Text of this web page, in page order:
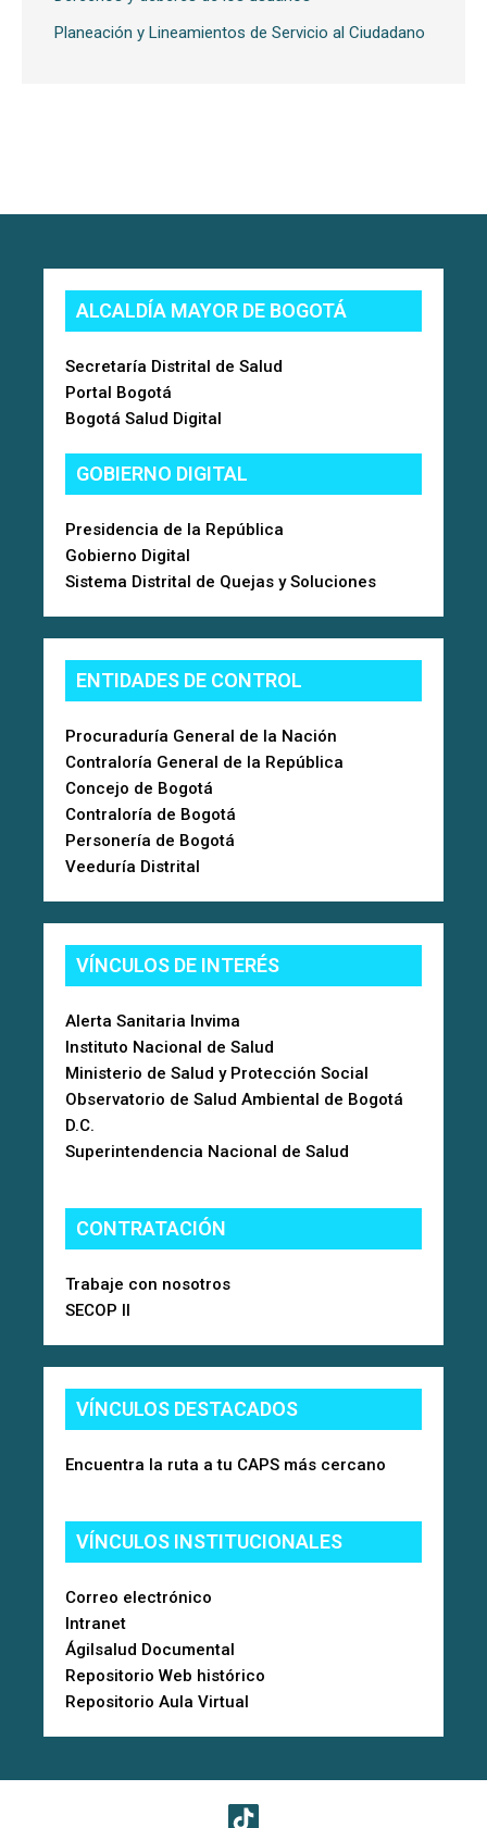
Planeación y Lineamientos de Servicio al Ciudadano
ALCALDÍA MAYOR DE BOGOTÁ
Secretaría Distrital de Salud
Portal Bogotá
Bogotá Salud Digital
GOBIERNO DIGITAL
Presidencia de la República
Gobierno Digital
Sistema Distrital de Quejas y Soluciones
ENTIDADES DE CONTROL
Procuraduría General de la Nación
Contraloría General de la República
Concejo de Bogotá
Contraloría de Bogotá
Personería de Bogotá
Veeduría Distrital
VÍNCULOS DE INTERÉS
Alerta Sanitaria Invima
Instituto Nacional de Salud
Ministerio de Salud y Protección Social
Observatorio de Salud Ambiental de Bogotá
D.C.
Superintendencia Nacional de Salud
CONTRATACIÓN
Trabaje con nosotros
SECOP II
VÍNCULOS DESTACADOS
Encuentra la ruta a tu CAPS más cercano
VÍNCULOS INSTITUCIONALES
Correo electrónico
Intranet
Ágilsalud Documental
Repositorio Web histórico
Repositorio Aula Virtual